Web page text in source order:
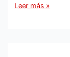
El
Leer más »